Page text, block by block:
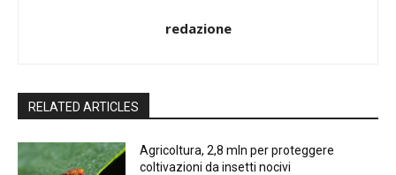
redazione
RELATED ARTICLES
Agricoltura, 2,8 mln per proteggere
coltivazioni da insetti nocivi